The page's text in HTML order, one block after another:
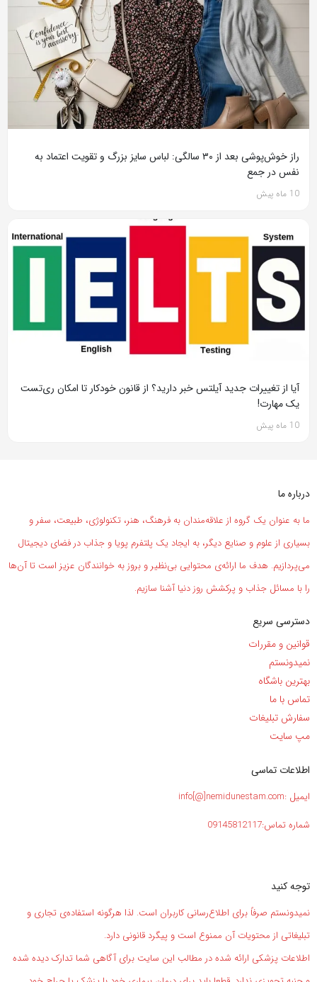
راز خوش‌پوشی بعد از ۳۰ سالگی: لباس سایز بزرگ و تقویت اعتماد به
نفس در جمع
10 ماه پیش
آیا از تغییرات جدید آیلتس خبر دارید؟ از قانون خودکار تا امکان ری‌تست
یک مهارت!
10 ماه پیش
درباره ما
ما به عنوان یک گروه از علاقه‌مندان به فرهنگ، هنر، تکنولوژی، طبیعت، سفر و
بسیاری از علوم و صنایع دیگر، به ایجاد یک پلتفرم پویا و جذاب در فضای دیجیتال
می‌پردازیم. هدف ما ارائه‌ی محتوایی بی‌نظیر و بروز به خوانندگان عزیز است تا آن‌ها
را با مسائل جذاب و پرکشش روز دنیا آشنا سازیم.
دسترسی سریع
قوانین و مقررات
نمیدونستم
بهترین باشگاه
تماس با ما
سفارش تبلیغات
مپ سایت
اطلاعات تماسی
ایمیل :info[@]nemidunestam.com
شماره تماس:09145812117
توجه کنید
نمیدونستم صرفاً برای اطلاع‌رسانی کاربران است. لذا هرگونه استفاده‌ی تجاری و
تبلیغاتی از محتویات آن ممنوع است و پیگرد قانونی دارد.
اطلاعات پزشکی ارائه شده در مطالب این سایت برای آگاهی شما تدارک دیده شده